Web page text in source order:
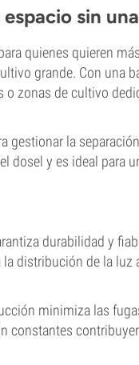
sin
quienes quieren
grande. Con una
zonas de cultivo
gestionar la
dosel y es ideal para
durabilidad y
distribución de la
minimiza las